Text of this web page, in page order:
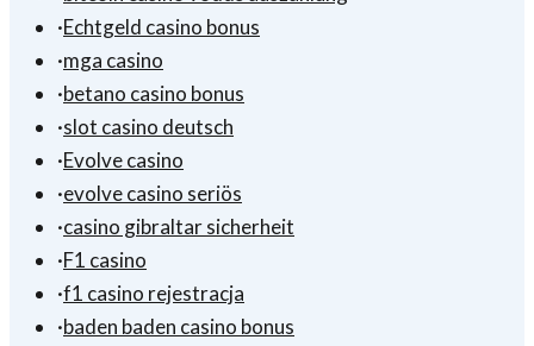
·Echtgeld casino bonus
·mga casino
·betano casino bonus
·slot casino deutsch
·Evolve casino
·evolve casino seriös
·casino gibraltar sicherheit
·F1 casino
·f1 casino rejestracja
·baden baden casino bonus